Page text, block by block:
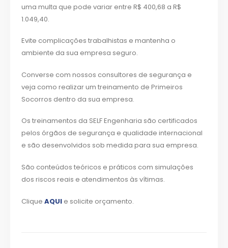
uma multa que pode variar entre R$ 400,68 a R$
1.049,40.
Evite complicações trabalhistas e mantenha o
ambiente da sua empresa seguro.
Converse com nossos consultores de segurança e
veja como realizar um treinamento de Primeiros
Socorros dentro da sua empresa.
Os treinamentos da SELF Engenharia são certificados
pelos órgãos de segurança e qualidade internacional
e são desenvolvidos sob medida para sua empresa.
São conteúdos teóricos e práticos com simulações
dos riscos reais e atendimentos às vítimas.
CliqueAQUI e solicite orçamento.